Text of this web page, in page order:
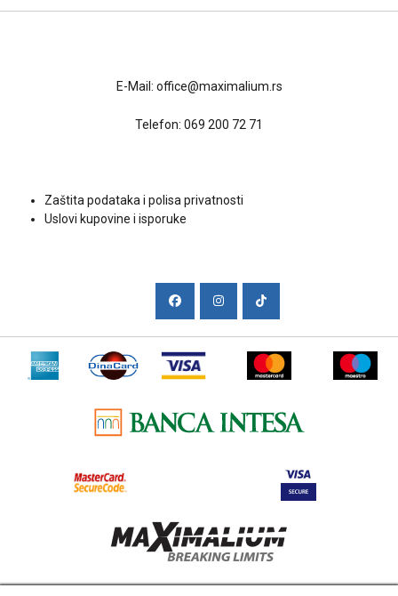
E-Mail: office@maximalium.rs
Telefon: 069 200 72 71
Zaštita podataka i polisa privatnosti
Uslovi kupovine i isporuke